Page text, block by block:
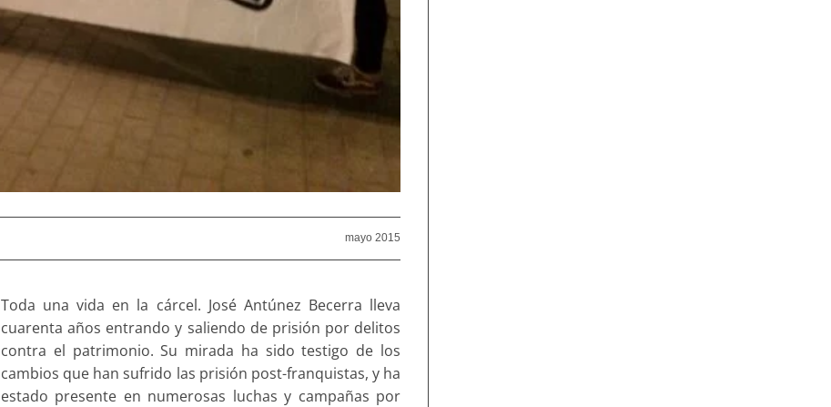
mayo 2015
Toda una vida en la cárcel. José Antúnez Becerra lleva
cuarenta años entrando y saliendo de prisión por delitos
contra el patrimonio. Su mirada ha sido testigo de los
cambios que han sufrido las prisión post-franquistas, y ha
estado presente en numerosas luchas y campañas por